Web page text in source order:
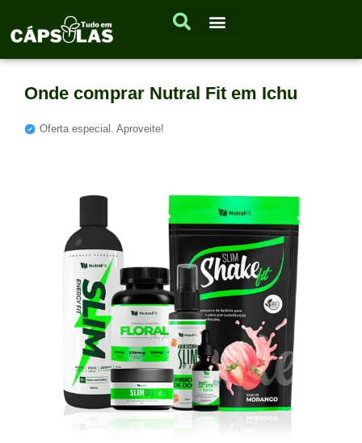
Onde comprar Nutral Fit em Ichu
Oferta especial. Aproveite!